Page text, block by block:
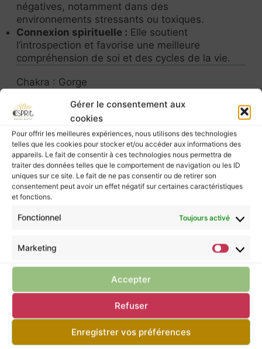
Gérer le consentement aux
cookies
Pour offrir les meilleures expériences, nous utilisons des technologies
telles que les cookies pour stocker et/ou accéder aux informations des
appareils. Le fait de consentir à ces technologies nous permettra de
traiter des données telles que le comportement de navigation ou les ID
uniques sur ce site. Le fait de ne pas consentir ou de retirer son
consentement peut avoir un effet négatif sur certaines caractéristiques
et fonctions.
Fonctionnel Toujours activé
Marketing
Accepter
Refuser
Enregistrer vos préférences
négatives, notamment dans des
environnements stressants ou toxiques.
Connexion spirituelle : Elle soutient
l’introspection et favorise une meilleure
compréhension de soi et des cycles de la vie.
Chakra : Gorge
naturel, palo santo, …)
Rechargement :
déposer votre agate sur la terre pour lui assurer
un rechargement au coeur de la nature.
Les pierres murmurent leurs énergies à ceux
qui les écoutent, mais elles ne possèdent pas
le pouvoir de guérir.
consultation d’un professionnel de santé.